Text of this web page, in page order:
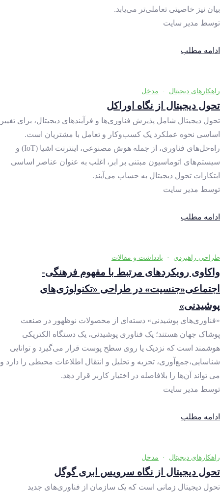
بیان نیز خاصیتی تعاملی‌تر می‌یابد.
توسط مدیر سایت
ادامه مطلب
راهکارهای دیجیتال · مدخل
تحول دیجیتال از نگاه اوراکل
تحول دیجیتال شامل پذیرش فناوری‌ها و فرآیندهای دیجیتال، برای تغییر
اساسی نحوه عملکرد یک کسب‌وکار و تعامل با مشتریان است.
راه‌حل‌های فناوری، از جمله هوش مصنوعی، اینترنت اشیا (IoT) و
سیستم‌های اتوماسیون مبتنی بر ابر، اغلب به عنوان عناصر اساسی
ابتکارات تحول دیجیتال به حساب می‌آیند.
توسط مدیر سایت
ادامه مطلب
طراحی راهبردی · یادداشت و مقالات
واکاوی رویکردهای مرتبط با مفهوم فرهنگی-
اجتماعی«جنسیت» در طراحی «تکنولوژی‌های
پوشیدنی»
«فناوری‌های پوشیدنی» دسته‌ای از محصولات نوظهور در صنعت
پوشاک جهان هستند؛ یک فناوری پوشیدنی، یک دستگاه الکتریکی
هوشمند است که نزدیک یا روی سطح پوست قرار می‌گیرد و توانایی
شناسایی،جمع‌آوری، تجزیه و تحلیل و انتقال اطلاعات محیطی را دارد و
می تواند آن‌ها را بلافاصله در اختیار کاربر قرار دهد.
توسط مدیر سایت
ادامه مطلب
راهکارهای دیجیتال · مدخل
تحول دیجیتال از نگاه سرویس ابری گوگل
تحول دیجیتال زمانی است که یک سازمان از فناوری‌های جدید